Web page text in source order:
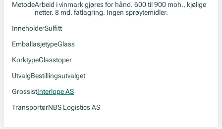
MetodeArbeid i vinmark gjøres for hånd. 600 til 900 moh., kjølige
netter. 8 md. fatlagring. Ingen sprøytemidler.
InneholderSulfitt
EmballasjetypeGlass
KorktypeGlasstoper
UtvalgBestillingsutvalget
GrossistInterlope AS
TransportørNBS Logistics AS